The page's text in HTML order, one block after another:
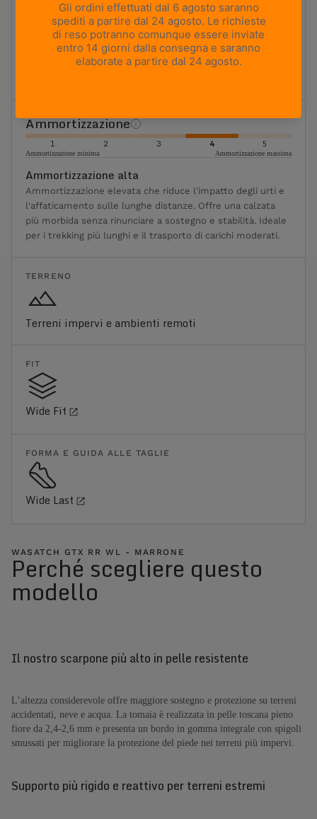
Massima flessibilità Massima rigidità
Rigida
Ideale per il trekking con zaino e i terreni più impegnativi.
Offre una piattaforma stabile, un'elevata rigidità torsionale
Ammortizzazione
1 2 3 4 5
Ammortizzazione minima Ammortizzazione massima
Ammortizzazione alta
Ammortizzazione elevata che riduce l'impatto degli urti e
l'affaticamento sulle lunghe distanze. Offre una calzata
più morbida senza rinunciare a sostegno e stabilità. Ideale
per i trekking più lunghi e il trasporto di carichi moderati.
TERRENO
Terreni impervi e ambienti remoti
FIT
Wide Fit
FORMA E GUIDA ALLE TAGLIE
Wide Last
WASATCH GTX RR WL - MARRONE
Perché scegliere questo
modello
Il nostro scarpone più alto in pelle resistente
L’altezza considerevole offre maggiore sostegno e protezione su terreni
accidentati, neve e acqua. La tomaia è realizzata in pelle toscana pieno
fiore da 2,4-2,6 mm e presenta un bordo in gomma integrale con spigoli
smussati per migliorare la protezione del piede nei terreni più impervi.
Supporto più rigido e reattivo per terreni estremi